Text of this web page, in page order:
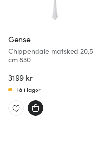
Gense
Chippendale matsked 20,5
cm 830
3199 kr
Få i lager